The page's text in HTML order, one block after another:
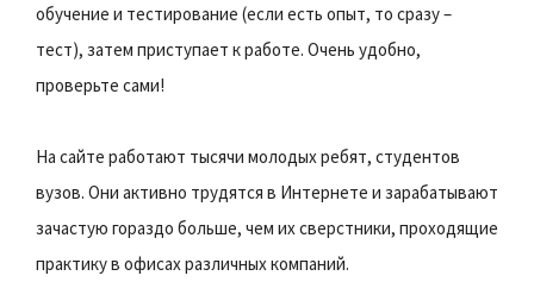
обучение и тестирование (если есть опыт, то сразу –
тест), затем приступает к работе. Очень удобно,
проверьте сами!
На сайте работают тысячи молодых ребят, студентов
вузов. Они активно трудятся в Интернете и зарабатывают
зачастую гораздо больше, чем их сверстники, проходящие
практику в офисах различных компаний.